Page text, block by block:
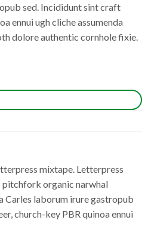
sed. Incididunt sint craft
ennui ugh cliche assumenda
dolore authentic cornhole fixie.
mixtape. Letterpress
organic narwhal
Carles laborum irure gastropub
church-key PBR quinoa ennui